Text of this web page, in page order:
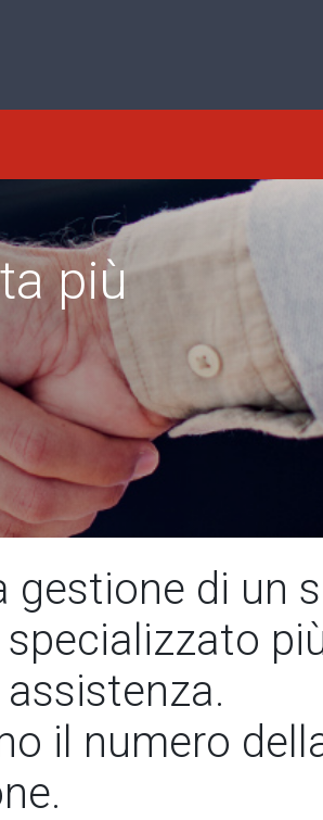
più
gestione di un
il numero